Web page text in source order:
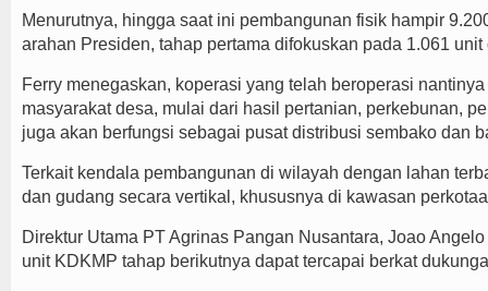
Menurutnya, hingga saat ini pembangunan fisik hampir
arahan Presiden, tahap pertama difokuskan pada 1.061
Ferry menegaskan, koperasi yang telah beroperasi
masyarakat desa, mulai dari hasil pertanian, perkebunan,
juga akan berfungsi sebagai pusat distribusi sembako dan
Terkait kendala pembangunan di wilayah dengan lahan
dan gudang secara vertikal, khususnya di kawasan
Direktur Utama PT Agrinas Pangan Nusantara, Joao
unit KDKMP tahap berikutnya dapat tercapai berkat